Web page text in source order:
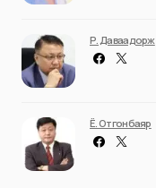
Р. Даваадорж
Ё. Отгонбаяр